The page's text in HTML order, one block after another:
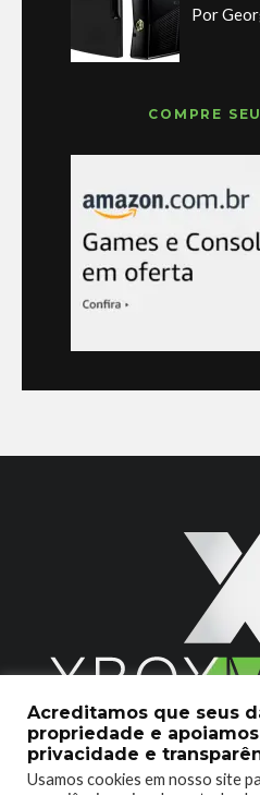
Por
COMPRE
2020 © Xboxmania. Todos
SOBRE O XBOX
Acreditamos que seus
propriedade e
privacidade e
Usamos cookies em nosso site